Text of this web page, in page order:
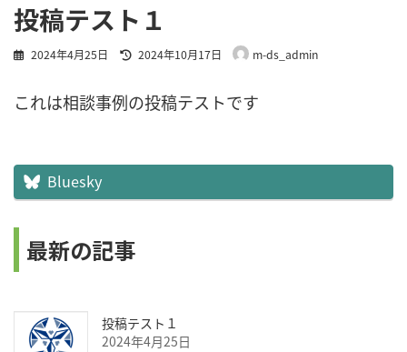
投稿テスト１
2024年4月25日
最
新
日
2024年10月17日 m-ds_admin
これは相談事例の投稿テストです
Bluesky
最新の記事
投稿テスト１
2024年4月25日